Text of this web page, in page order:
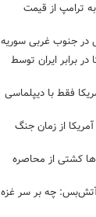
ترامپ از قیمت
در جنوب غربی سوریه
برابر ایران توسط
فقط با دیپلماسی
از زمان جنگ
کشتی از محاصره
پس از آتش‌بس: چه بر سر غزه